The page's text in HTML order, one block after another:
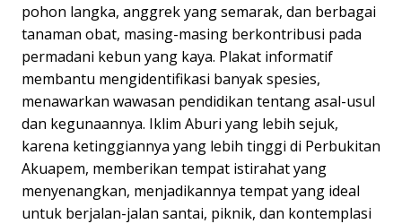
pohon langka, anggrek yang semarak, dan berbagai
tanaman obat, masing-masing berkontribusi pada
permadani kebun yang kaya. Plakat informatif
membantu mengidentifikasi banyak spesies,
menawarkan wawasan pendidikan tentang asal-usul
dan kegunaannya. Iklim Aburi yang lebih sejuk,
karena ketinggiannya yang lebih tinggi di Perbukitan
Akuapem, memberikan tempat istirahat yang
menyenangkan, menjadikannya tempat yang ideal
untuk berjalan-jalan santai, piknik, dan kontemplasi